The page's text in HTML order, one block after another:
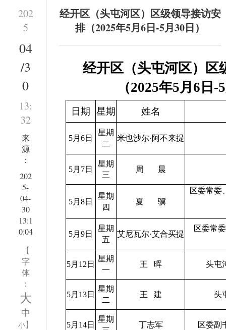
202
5
04
/3
0
13:
32
来
源
：
202
5-
04-
30
13:1
0:04
【
字
体
：
大
中
小】
经开区（头屯河区）区级领导接访安
排（2025年5月6日-5月30日）
经开区（头屯河区）区
（2025年5月 6 日 -5
日期 星期 姓名
5月6日
星期
二
米也沙尔·阿不来提
5月7日
星期
三
周 晨
5月8日
星期
四
夏 骥
区委常委
5月9日
星期
五
艾尼瓦尔·艾合买提
区委常
5月12日
星期
一
王 晖 头屯
5月13日
星期
二
王 建 头
5月14日
星期
丁志军 区委副